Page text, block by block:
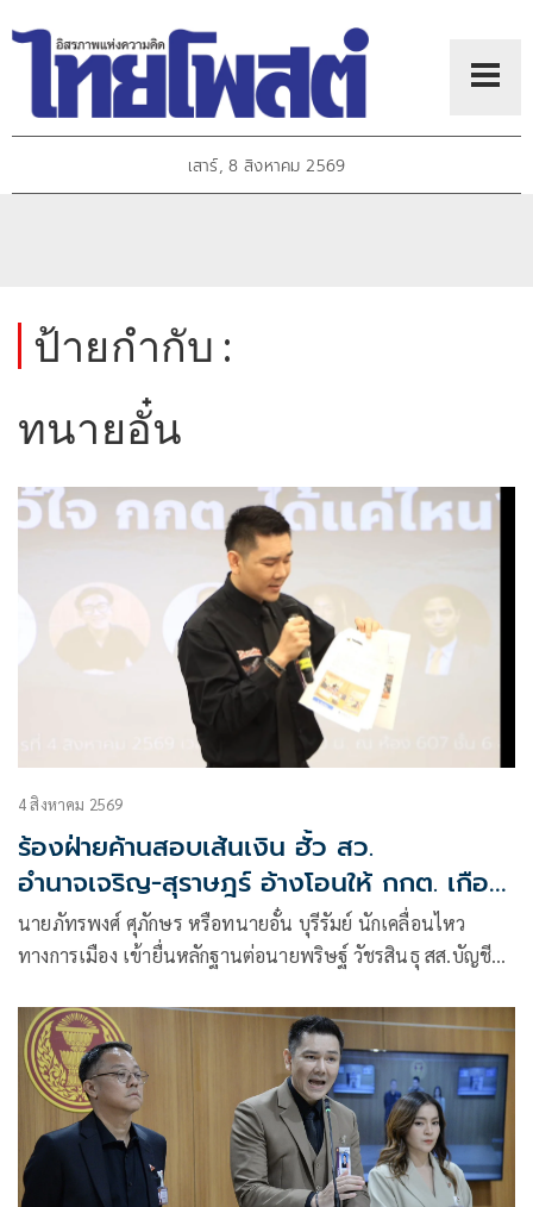
เสาร์, 8 สิงหาคม 2569
ป้ายกำกับ :
ทนายอั๋น
4 สิงหาคม 2569
ร้องฝ่ายค้านสอบเส้นเงิน ฮั้ว สว.
อำนาจเจริญ-สุราษฎร์ อ้างโอนให้ กกต. เกือบ
ล้าน
นายภัทรพงศ์ ศุภักษร หรือทนายอั๋น บุรีรัมย์ นักเคลื่อนไหว
ทางการเมือง เข้ายื่นหลักฐานต่อนายพริษฐ์ วัชรสินธุ สส.บัญชี
กรรมการประสานงานพรรคร่วมฝ่ายค้าน (วิปฝ่ายค้าน)